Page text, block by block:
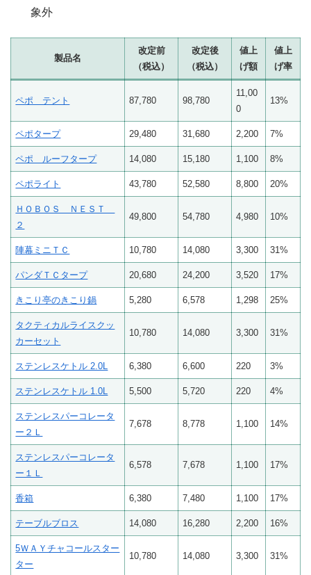
象外
製品名
改定前
（税込）
改定後
（税込）
値上
げ額
値上
げ率
ペポ テント 87,780 98,780
11,00
0
13%
ペポタープ 29,480 31,680 2,200 7%
ペポ ルーフタープ 14,080 15,180 1,100 8%
ペポライト 43,780 52,580 8,800 20%
ＨＯＢＯＳ ＮＥＳＴ
２
49,800 54,780 4,980 10%
陣幕ミニＴＣ 10,780 14,080 3,300 31%
パンダＴＣタープ 20,680 24,200 3,520 17%
きこり亭のきこり鍋 5,280 6,578 1,298 25%
タクティカルライスクッ
カーセット
10,780 14,080 3,300 31%
ステンレスケトル 2.0L 6,380 6,600 220 3%
ステンレスケトル 1.0L 5,500 5,720 220 4%
ステンレスパーコレータ
ー２Ｌ
7,678 8,778 1,100 14%
ステンレスパーコレータ
ー１Ｌ
6,578 7,678 1,100 17%
香箱 6,380 7,480 1,100 17%
テーブルブロス 14,080 16,280 2,200 16%
5ＷＡＹチャコールスター
ター
10,780 14,080 3,300 31%